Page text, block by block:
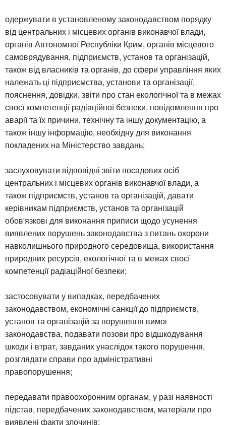
одержувати в установленому законодавством порядку
від центральних і місцевих органів виконавчої влади,
органів Автономної Республіки Крим, органів місцевого
самоврядування, підприємств, установ та організацій,
також від власників та органів, до сфери управління яких
належать ці підприємства, установи та організації,
пояснення, довідки, звіти про стан екологічної та в межах
своєї компетенції радіаційної безпеки, повідомлення про
аварії та їх причини, технічну та іншу документацію, а
також іншу інформацію, необхідну для виконання
покладених на Міністерство завдань;
заслуховувати відповідні звіти посадових осіб
центральних і місцевих органів виконавчої влади, а
також підприємств, установ та організацій, давати
керівникам підприємств, установ та організацій
обов'язкові для виконання приписи щодо усунення
виявлених порушень законодавства з питань охорони
навколишнього природного середовища, використання
природних ресурсів, екологічної та в межах своєї
компетенції радіаційної безпеки;
застосовувати у випадках, передбачених
законодавством, економічні санкції до підприємств,
установ та організацій за порушення вимог
законодавства, подавати позови про відшкодування
шкоди і втрат, завданих унаслідок такого порушення,
розглядати справи про адміністративні
правопорушення;
передавати правоохоронним органам, у разі наявності
підстав, передбачених законодавством, матеріали про
виявлені факти злочинів;